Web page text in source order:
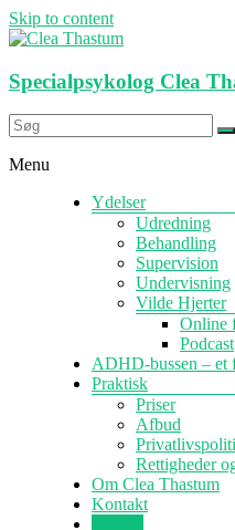
Skip to content
Specialpsykolog Clea
Menu
Ydelser
Udredning
Behandling
Supervision
Undervisning
Vilde Hjerter
Online
Podcast
ADHD-bussen – et
Praktisk
Priser
Afbud
Rettigheder
Om Clea Thastum
Kontakt